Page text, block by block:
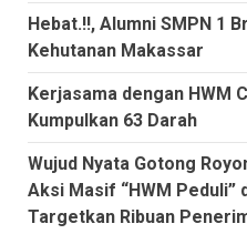
Hebat.!!, Alumni SMPN 1
Kehutanan Makassar
Kerjasama dengan HWM
Kumpulkan 63 Darah
Wujud Nyata Gotong
Aksi Masif “HWM Peduli”
Targetkan Ribuan